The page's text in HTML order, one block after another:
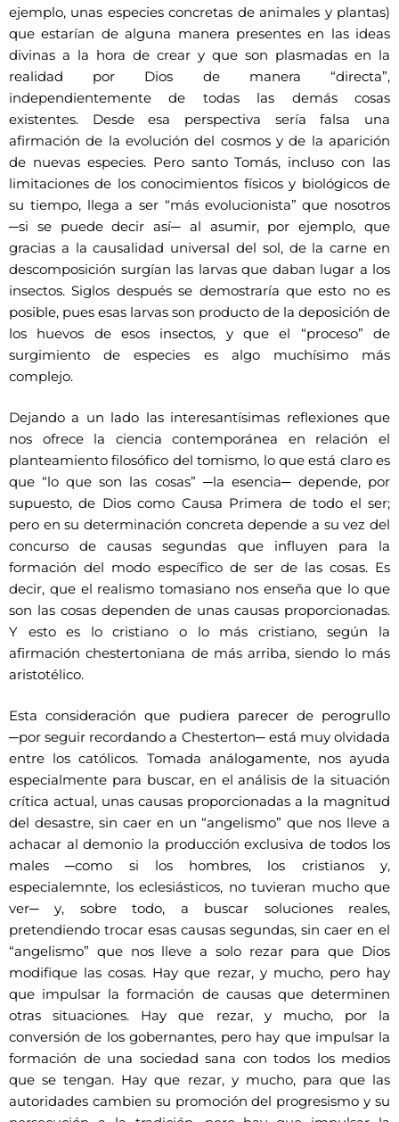
ejemplo, unas especies concretas de animales y plantas)
que estarían de alguna manera presentes en las ideas
divinas a la hora de crear y que son plasmadas en la
realidad por Dios de manera “directa”,
independientemente de todas las demás cosas
existentes. Desde esa perspectiva sería falsa una
afirmación de la evolución del cosmos y de la aparición
de nuevas especies. Pero santo Tomás, incluso con las
limitaciones de los conocimientos físicos y biológicos de
su tiempo, llega a ser “más evolucionista” que nosotros
─si se puede decir así─ al asumir, por ejemplo, que
gracias a la causalidad universal del sol, de la carne en
descomposición surgían las larvas que daban lugar a los
insectos. Siglos después se demostraría que esto no es
posible, pues esas larvas son producto de la deposición de
los huevos de esos insectos, y que el “proceso” de
surgimiento de especies es algo muchísimo más
complejo.
Dejando a un lado las interesantísimas reflexiones que
nos ofrece la ciencia contemporánea en relación el
planteamiento filosófico del tomismo, lo que está claro es
que “lo que son las cosas” ─la esencia─ depende, por
supuesto, de Dios como Causa Primera de todo el ser;
pero en su determinación concreta depende a su vez del
concurso de causas segundas que influyen para la
formación del modo específico de ser de las cosas. Es
decir, que el realismo tomasiano nos enseña que lo que
son las cosas dependen de unas causas proporcionadas.
Y esto es lo cristiano o lo más cristiano, según la
afirmación chestertoniana de más arriba, siendo lo más
aristotélico.
Esta consideración que pudiera parecer de perogrullo
─por seguir recordando a Chesterton─ está muy olvidada
entre los católicos. Tomada análogamente, nos ayuda
especialmente para buscar, en el análisis de la situación
crítica actual, unas causas proporcionadas a la magnitud
del desastre, sin caer en un “angelismo” que nos lleve a
achacar al demonio la producción exclusiva de todos los
males ─como si los hombres, los cristianos y,
especialemnte, los eclesiásticos, no tuvieran mucho que
ver─ y, sobre todo, a buscar soluciones reales,
pretendiendo trocar esas causas segundas, sin caer en el
“angelismo” que nos lleve a solo rezar para que Dios
modifique las cosas. Hay que rezar, y mucho, pero hay
que impulsar la formación de causas que determinen
otras situaciones. Hay que rezar, y mucho, por la
conversión de los gobernantes, pero hay que impulsar la
formación de una sociedad sana con todos los medios
que se tengan. Hay que rezar, y mucho, para que las
autoridades cambien su promoción del progresismo y su